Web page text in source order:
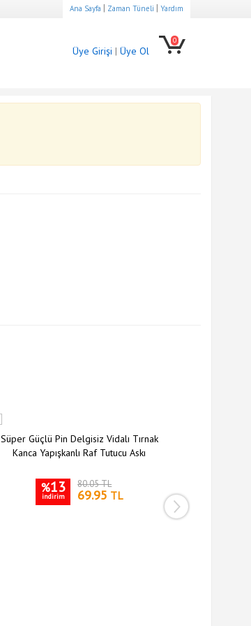
Ana Sayfa | Zaman Tüneli | Yardım
Üye Girişi | Üye Ol
0
Süper Güçlü Pin Delgisiz Vidalı Tırnak
Kanca Yapışkanlı Raf Tutucu Askı
%13
indirim
80.05 TL
69.95 TL
Siyah Silikon